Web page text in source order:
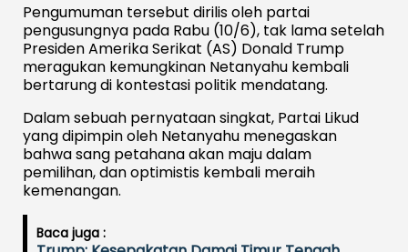
Pengumuman tersebut dirilis oleh partai
pengusungnya pada Rabu (10/6), tak lama setelah
Presiden Amerika Serikat (AS) Donald Trump
meragukan kemungkinan Netanyahu kembali
bertarung di kontestasi politik mendatang.
Dalam sebuah pernyataan singkat, Partai Likud
yang dipimpin oleh Netanyahu menegaskan
bahwa sang petahana akan maju dalam
pemilihan, dan optimistis kembali meraih
kemenangan.
Baca juga :